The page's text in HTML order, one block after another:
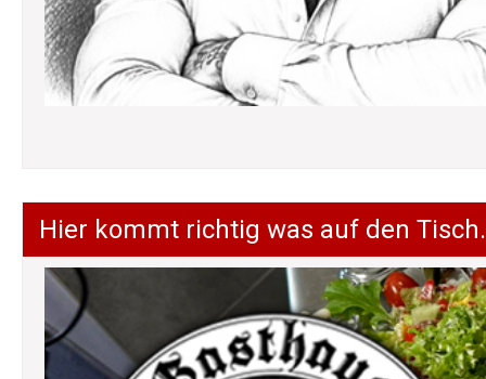
Hier kommt richtig was auf den Tisch.